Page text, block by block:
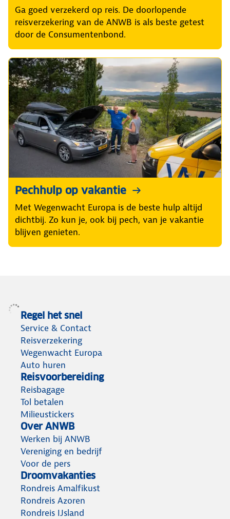
Ga goed verzekerd op reis. De doorlopende
reisverzekering van de ANWB is als beste getest
door de Consumentenbond.
Pechhulp op vakantie
Met Wegenwacht Europa is de beste hulp altijd
dichtbij. Zo kun je, ook bij pech, van je vakantie
blijven genieten.
Regel het snel
Service & Contact
Reisverzekering
Wegenwacht Europa
Auto huren
Reisvoorbereiding
Reisbagage
Tol betalen
Milieustickers
Over ANWB
Werken bij ANWB
Vereniging en bedrijf
Voor de pers
Droomvakanties
Rondreis Amalfikust
Rondreis Azoren
Rondreis IJsland